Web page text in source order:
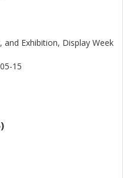
Exhibition, Display Week
15